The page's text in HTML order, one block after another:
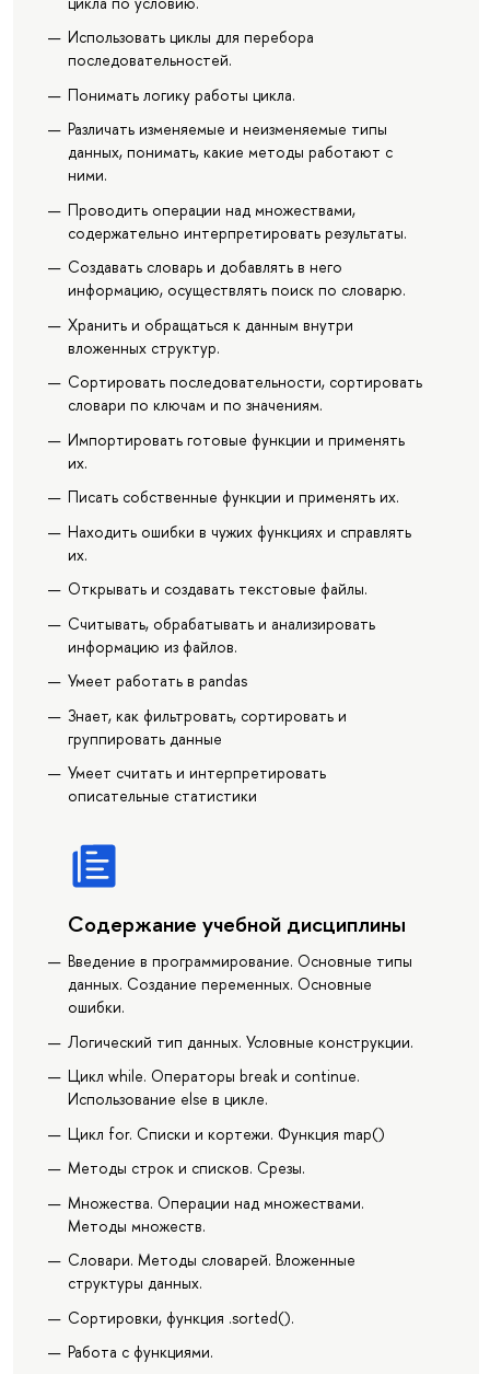
Использовать циклы для перебора
последовательностей.
Понимать логику работы цикла.
Различать изменяемые и неизменяемые типы
данных, понимать, какие методы работают с
ними.
Проводить операции над множествами,
содержательно интерпретировать результаты.
Создавать словарь и добавлять в него
информацию, осуществлять поиск по словарю.
Хранить и обращаться к данным внутри
вложенных структур.
Сортировать последовательности, сортировать
словари по ключам и по значениям.
Импортировать готовые функции и применять
их.
Писать собственные функции и применять их.
Находить ошибки в чужих функциях и справлять
их.
Открывать и создавать текстовые файлы.
Считывать, обрабатывать и анализировать
информацию из файлов.
Умеет работать в pandas
Знает, как фильтровать, сортировать и
группировать данные
Умеет считать и интерпретировать
описательные статистики
Содержание учебной дисциплины
Введение в программирование. Основные типы
данных. Создание переменных. Основные
ошибки.
Логический тип данных. Условные конструкции.
Цикл while. Операторы break и continue.
Использование else в цикле.
Цикл for. Списки и кортежи. Функция map()
Методы строк и списков. Срезы.
Множества. Операции над множествами.
Методы множеств.
Словари. Методы словарей. Вложенные
структуры данных.
Сортировки, функция .sorted().
Работа с функциями.